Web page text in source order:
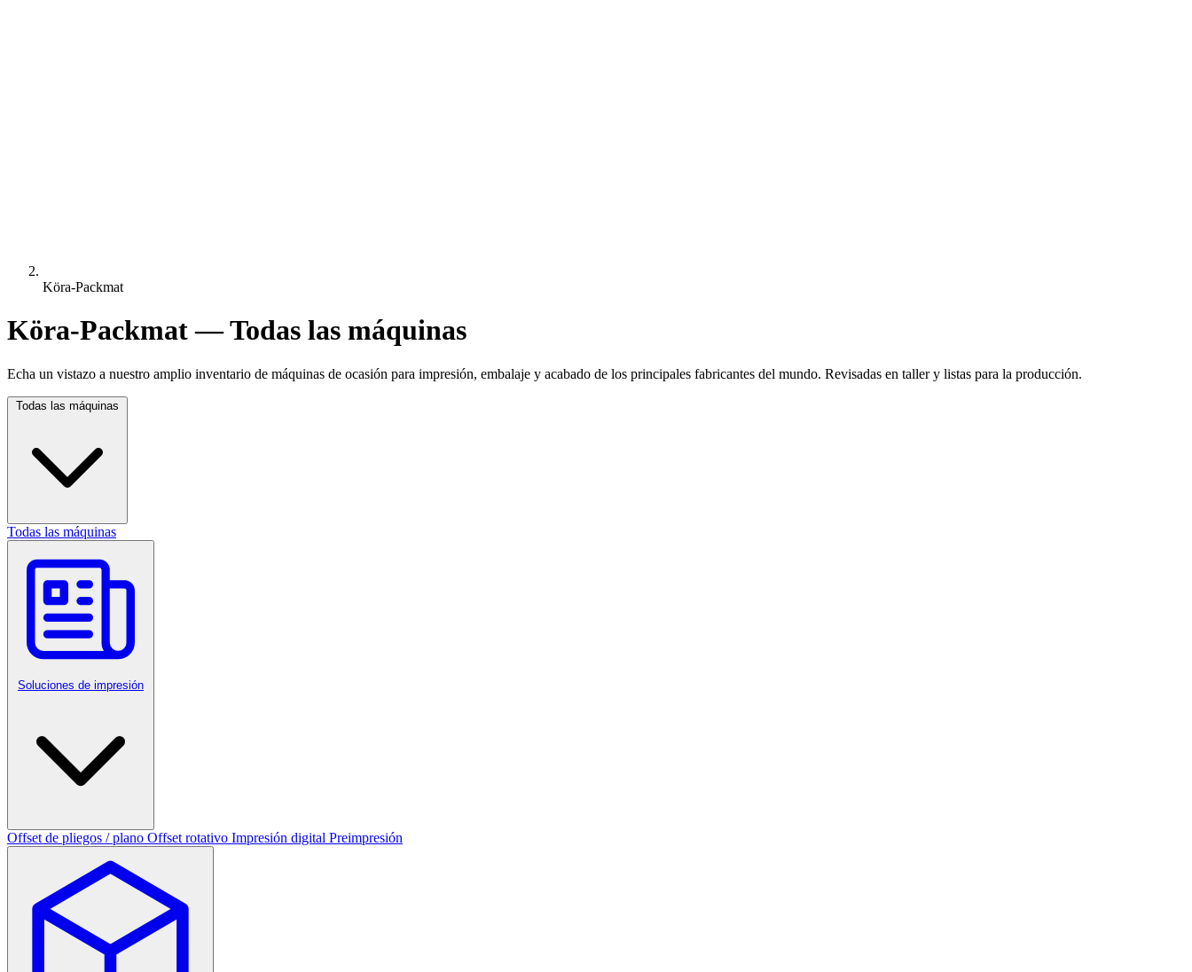
Köra-Packmat
Köra-Packmat — Todas las máquinas
Echa un vistazo a nuestro amplio inventario de máquinas de ocasión para impresión, embalaje y acabado de los principales fabricantes del mundo. Revisadas en taller y listas para la producción.
Todas las máquinas
Todas las máquinas
Soluciones de impresión
Offset de pliegos / plano Offset rotativo Impresión digital Preimpresión